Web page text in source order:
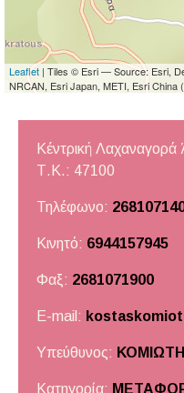
Leaflet | Tiles © Esri — Source: Esri,
NRCAN, Esri Japan, METI, Esri China
Κέντρική
Τ.Κ.: 47100
Τηλέφωνο:
Κινητό: 6944157945
Φαξ: 2681071900
E-mail:
Υπεύθυνος:
Κατηγορία: